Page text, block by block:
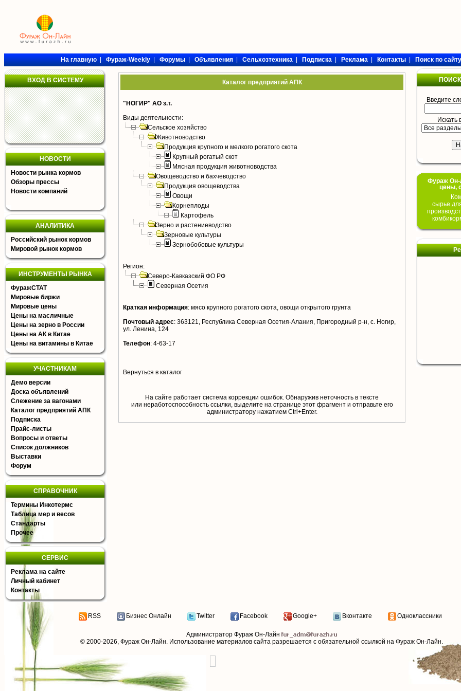
На главную|Фураж-Weekly|Форумы|Объявления|Сельхозтехника|Подписка|Реклама|Контакты|Поиск по сайту
ВХОД В СИСТЕМУ
НОВОСТИ
Новости рынка кормов
Обзоры прессы
Новости компаний
АНАЛИТИКА
Российский рынок кормов
Мировой рынок кормов
ИНСТРУМЕНТЫ РЫНКА
ФуражСТАТ
Мировые биржи
Мировые цены
Цены на масличные
Цены на зерно в России
Цены на АК в Китае
Цены на витамины в Китае
УЧАСТНИКАМ
Демо версии
Доска объявлений
Слежение за вагонами
Каталог предприятий АПК
Подписка
Прайс-листы
Вопросы и ответы
Список должников
Выставки
Форум
СПРАВОЧНИК
Термины Инкотермс
Таблица мер и весов
Стандарты
Прочее
СЕРВИС
Реклама на сайте
Личный кабинет
Контакты
Каталог предприятий АПК
"НОГИР" АО з.т.
Виды деятельности:
Сельское хозяйство
Животноводство
Продукция крупного и мелкого рогатого скота
Крупный рогатый скот
Мясная продукция животноводства
Овощеводство и бахчеводство
Продукция овощеводства
Овощи
Корнеплоды
Картофель
Зерно и растениеводство
Зерновые культуры
Зернобобовые культуры
Регион:
Северо-Кавказский ФО РФ
Северная Осетия
Краткая информация: мясо крупного рогатого скота, овощи открытого грунта
Почтовый адрес: 363121, Республика Северная Осетия-Алания, Пригородный р-н, с. Ногир,
ул. Ленина, 124
Телефон: 4-63-17
Вернуться в каталог
На сайте работает система коррекции ошибок. Обнаружив неточность в тексте
или неработоспособность ссылки, выделите на странице этот фрагмент и отправьте его
aдминистратору нажатием Ctrl+Enter.
Введите
Искать
Фураж Он-
цены,
сырье
RSS Бизнес Онлайн Twitter Facebook Google+ Вконтакте Одноклассники
Администратор Фураж Он-Лайн
© 2000-2026, Фураж Он-Лайн. Использование материалов сайта разрешается с обязательной ссылкой на Фураж Он-Лайн.